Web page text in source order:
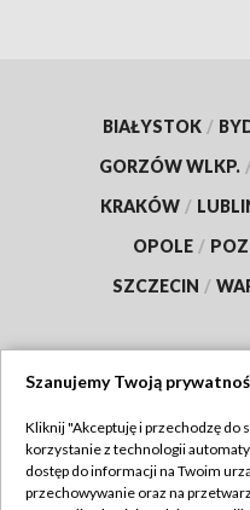
BIAŁYSTOK /
GORZÓW WLKP.
KRAKÓW /
OPOLE /
SZCZECIN /
Abonament TVP
Szanujemy Twoją
Kliknij "Akceptuję i przechodzę do
korzystanie z technologii
dostęp do informacji na Twoim
przechowywanie oraz na